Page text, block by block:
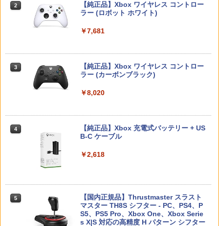
Switch2用 温度モニターファン
￥3,224
FF】【tomtoc公式店】 Switch 2対応 ハ
持ち運び キャリングケース 耐衝撃 薄型
ハードポーチ ゲームカード12枚収納 ア
クセサリーポーチ
￥2,653
【顧客満足度98.3%】 Switch2 ケース
大容量 Switch2/Switch通常モデル/Swit
ch lite/Switch 有機ELモテルに対応 収納
バッグ 防水 防塵 耐衝撃 持ち運び便利 ポ
ーチ スタンド/コントローラー/カード/ド
￥2,783
版
4
【中古】REANIMAL(リアニマル)ソフト:
プレイステーション5ソフト／アクショ
5 がんばれゴエモン大集合！ PS5版
￥4,890
￥4,000
ay】(描き下ろしイラスト(時行 B)使用 A
3タペストリー+アクリルキーホルダー) [
【楽天ブックス限定全巻購入特典+先着
版)【Blu-ray】(描き下ろしイラスト(時
￥7,150
スプラトゥーン レイダース -Switch2
￥6,449
Nintendo Switch 2(日本語・国内専用)
ンラインコード版
ニンテンドープリペイド番号 5000円|オ
ンラインコード版
Beast of Reincarnation -PS5 【特典】
J) PlayStation 5
トローラー ミッドナイト ブラック(CFI-
ZCT2J01)
【純正品】DualSense ワイヤレスコン
トローラー(CFI-ZCT2J)
2
【純正品】Xbox ワイヤレス コントロー
ラー (ロボット ホワイト)
￥7,681
3
【純正品】Xbox ワイヤレス コントロー
ラー (カーボンブラック)
￥8,020
4
【純正品】Xbox 充電式バッテリー + US
B-C ケーブル
￥2,618
5
【国内正規品】Thrustmaster スラスト
マスター TH8S シフター - PC、PS4、P
S5、PS5 Pro、Xbox One、Xbox Serie
s X|S 対応の高精度 H パターン シフター